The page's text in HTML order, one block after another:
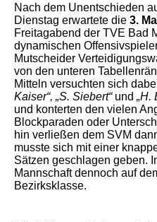
Nach dem Unentschieden
Dienstag erwartete die 3.
Freitagabend der TVE Bad
dynamischen
Mutscheider
von den unteren
Mitteln versuchten sich
Kaiser“, „S. Siebert“und „H.
und konterten den vielen
Blockparaden oder
hin verließen dem SVM
musste sich mit einer
Sätzen geschlagen geben.
Mannschaft dennoch auf
Bezirksklasse.